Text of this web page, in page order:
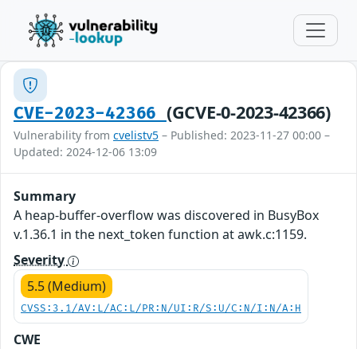
CVE-2023-42366 (GCVE-0-2023-42366)
Vulnerability from cvelistv5 – Published: 2023-11-27 00:00 –
Updated: 2024-12-06 13:09
Summary
A heap-buffer-overflow was discovered in BusyBox
v.1.36.1 in the next_token function at awk.c:1159.
Severity
5.5 (Medium)
CVSS:3.1/AV:L/AC:L/PR:N/UI:R/S:U/C:N/I:N/A:H
CWE